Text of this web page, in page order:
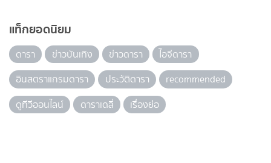
แท็กยอดนิยม
ดารา ข่าวบันเทิง ข่าวดารา
ไอจีดารา
อินสตราแกรมดารา
ประวัติดารา
recommended
ดูทีวีออนไลน์
ดาราเดลี่ เรื่องย่อ